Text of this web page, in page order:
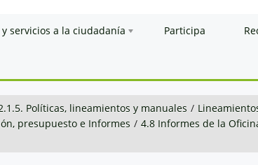
servicios a la ciudadanía Participa
Políticas, lineamientos y manuales /
presupuesto e Informes / 4.8 Informes de la